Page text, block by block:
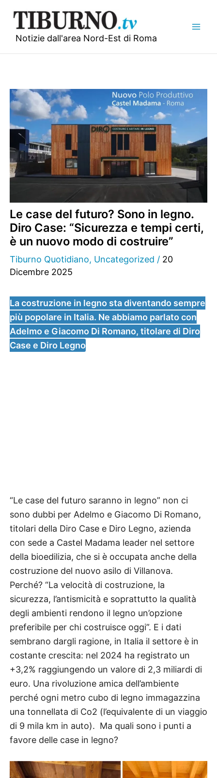
contenuto
Notizie dall'area Nord-Est di Roma
Le case del futuro? Sono in legno.
Diro Case: “Sicurezza e tempi certi,
è un nuovo modo di costruire”
Tiburno Quotidiano, Uncategorized / 20
Dicembre 2025
La costruzione in legno sta diventando sempre
più popolare in Italia. Ne abbiamo parlato con
Adelmo e Giacomo Di Romano, titolare di Diro
Case e Diro Legno
“Le case del futuro saranno in legno” non ci
sono dubbi per Adelmo e Giacomo Di Romano,
titolari della Diro Case e Diro Legno, azienda
con sede a Castel Madama leader nel settore
della bioedilizia, che si è occupata anche della
costruzione del nuovo asilo di Villanova.
Perché? “La velocità di costruzione, la
sicurezza, l’antismicità e soprattutto la qualità
degli ambienti rendono il legno un’opzione
preferibile per chi costruisce oggi”. E i dati
sembrano dargli ragione, in Italia il settore è in
costante crescita: nel 2024 ha registrato un
+3,2% raggiungendo un valore di 2,3 miliardi di
euro. Una rivoluzione amica dell’ambiente
perché ogni metro cubo di legno immagazzina
una tonnellata di Co2 (l’equivalente di un viaggio
di 9 mila km in auto). Ma quali sono i punti a
favore delle case in legno?